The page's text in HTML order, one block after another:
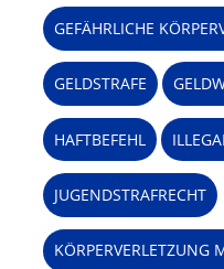
GEFÄHRLICHE
GELDSTRAFE
HAFTBEFEHL
JUGENDSTRAFRECHT
KÖRPERVERLETZUNG